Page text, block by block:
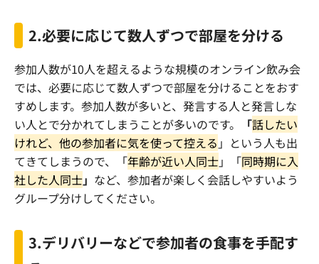
2.必要に応じて数人ずつで部屋を分ける
参加人数が10人を超えるような規模のオンライン飲み会
では、必要に応じて数人ずつで部屋を分けることをおす
すめします。参加人数が多いと、発言する人と発言しな
い人とで分かれてしまうことが多いのです。
「話したい
けれど、他の参加者に気を使って控える 」という人も出
てきてしまうので、「年齢が近い人同士」「同時期に入
社した人同士」 など、参加者が楽しく会話しやすいよう
グループ分けしてください。
3.デリバリーなどで参加者の食事を手配す